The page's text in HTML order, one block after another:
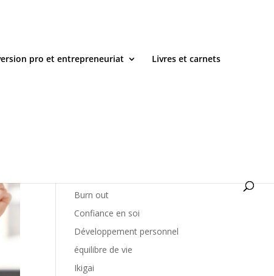
pro et entrepreneuriat Livres et carnets
Burn out
Confiance en soi
Développement personnel
équilibre de vie
Ikigai